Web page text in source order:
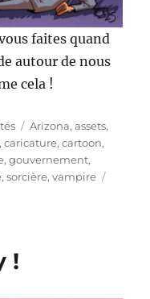
faites quand
autour de nous
cela !
Étiquettes
Arizona,assets,
,caricature,cartoon,
,gouvernement,
,sorcière,vampire
!